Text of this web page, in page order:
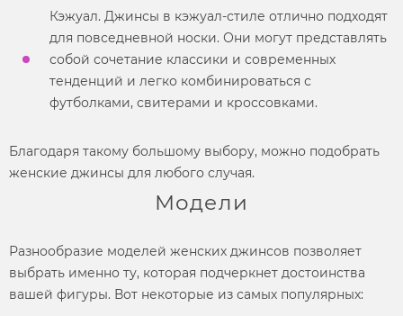
Кэжуал. Джинсы в кэжуал-стиле отлично подходят
для повседневной носки. Они могут представлять
собой сочетание классики и современных
тенденций и легко комбинироваться с
футболками, свитерами и кроссовками.
Благодаря такому большому выбору, можно подобрать
женские джинсы для любого случая.
Модели
Разнообразие моделей женских джинсов позволяет
выбрать именно ту, которая подчеркнет достоинства
вашей фигуры. Вот некоторые из самых популярных: